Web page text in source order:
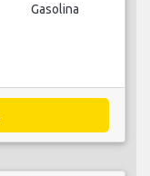
Gasolina